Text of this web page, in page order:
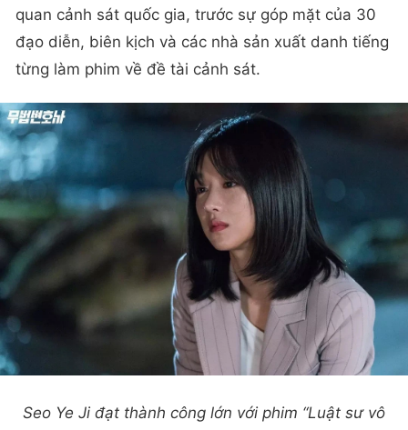
quan cảnh sát quốc gia, trước sự góp mặt của 30
đạo diễn, biên kịch và các nhà sản xuất danh tiếng
từng làm phim về đề tài cảnh sát.
Seo Ye Ji đạt thành công lớn với phim “Luật sư vô